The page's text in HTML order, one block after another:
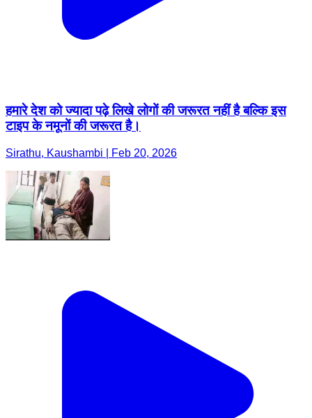
हमारे देश को ज्यादा पढ़े लिखे लोगों की जरूरत नहीं है बल्कि इस
टाइप के नमूनों की जरूरत है।
Sirathu, Kaushambi | Feb 20, 2026